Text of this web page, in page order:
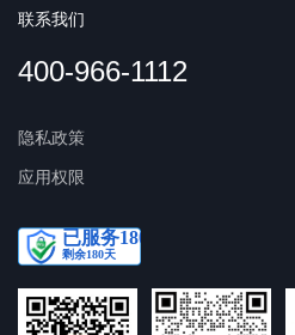
联系我们
400-966-1112
隐私政策
应用权限